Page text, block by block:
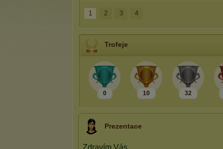
1 2 3 4
Trofeje
0 10 32
Prezentace